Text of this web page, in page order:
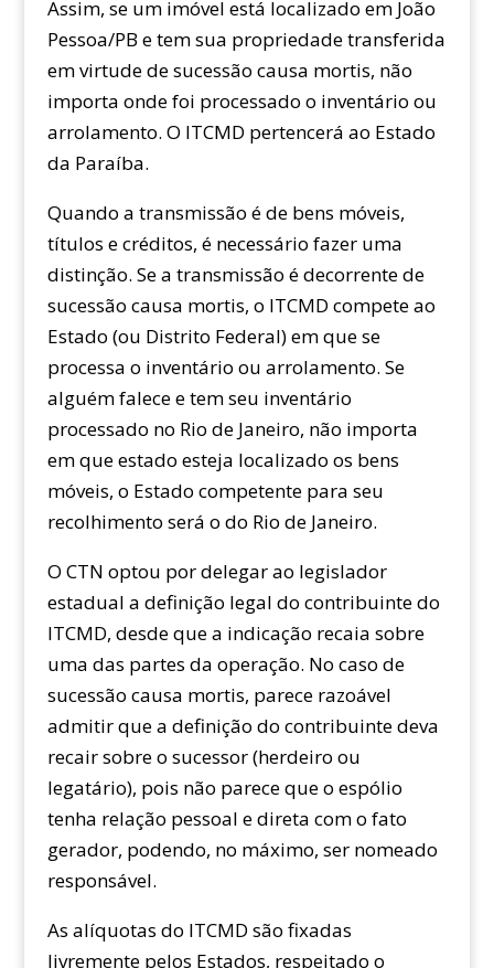
Assim, se um imóvel está localizado em João
Pessoa/PB e tem sua propriedade transferida
em virtude de sucessão causa mortis, não
importa onde foi processado o inventário ou
arrolamento. O ITCMD pertencerá ao Estado
da Paraíba.
Quando a transmissão é de bens móveis,
títulos e créditos, é necessário fazer uma
distinção. Se a transmissão é decorrente de
sucessão causa mortis, o ITCMD compete ao
Estado (ou Distrito Federal) em que se
processa o inventário ou arrolamento. Se
alguém falece e tem seu inventário
processado no Rio de Janeiro, não importa
em que estado esteja localizado os bens
móveis, o Estado competente para seu
recolhimento será o do Rio de Janeiro.
O CTN optou por delegar ao legislador
estadual a definição legal do contribuinte do
ITCMD, desde que a indicação recaia sobre
uma das partes da operação. No caso de
sucessão causa mortis, parece razoável
admitir que a definição do contribuinte deva
recair sobre o sucessor (herdeiro ou
legatário), pois não parece que o espólio
tenha relação pessoal e direta com o fato
gerador, podendo, no máximo, ser nomeado
responsável.
As alíquotas do ITCMD são fixadas
livremente pelos Estados, respeitado o